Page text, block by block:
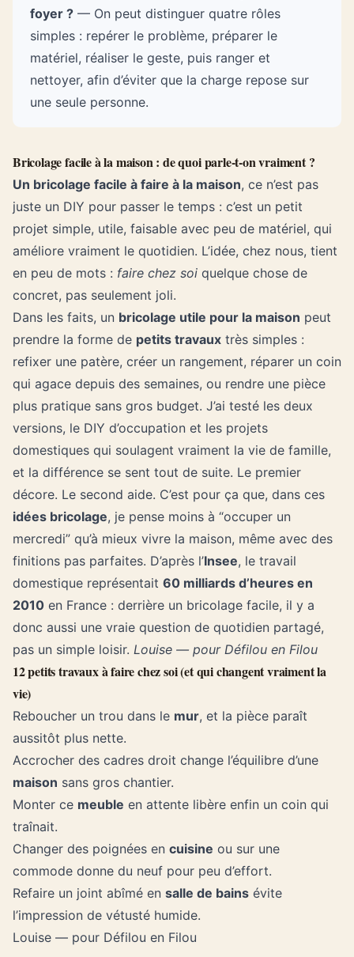
foyer ? — On peut distinguer quatre rôles
simples : repérer le problème, préparer le
matériel, réaliser le geste, puis ranger et
nettoyer, afin d’éviter que la charge repose sur
une seule personne.
Bricolage facile à la maison : de quoi parle-t-on vraiment ?
Un bricolage facile à faire à la maison, ce n’est pas
juste un DIY pour passer le temps : c’est un petit
projet simple, utile, faisable avec peu de matériel, qui
améliore vraiment le quotidien. L’idée, chez nous, tient
en peu de mots : faire chez soi quelque chose de
concret, pas seulement joli.
Dans les faits, un bricolage utile pour la maison peut
prendre la forme de petits travaux très simples :
refixer une patère, créer un rangement, réparer un coin
qui agace depuis des semaines, ou rendre une pièce
plus pratique sans gros budget. J’ai testé les deux
versions, le DIY d’occupation et les projets
domestiques qui soulagent vraiment la vie de famille,
et la différence se sent tout de suite. Le premier
décore. Le second aide. C’est pour ça que, dans ces
idées bricolage, je pense moins à “occuper un
mercredi” qu’à mieux vivre la maison, même avec des
finitions pas parfaites. D’après l’Insee, le travail
domestique représentait 60 milliards d’heures en
2010 en France : derrière un bricolage facile, il y a
donc aussi une vraie question de quotidien partagé,
pas un simple loisir. Louise — pour Défilou en Filou
12 petits travaux à faire chez soi (et qui changent vraiment la
vie)
Reboucher un trou dans le mur, et la pièce paraît
aussitôt plus nette.
Accrocher des cadres droit change l’équilibre d’une
maison sans gros chantier.
Monter ce meuble en attente libère enfin un coin qui
traînait.
Changer des poignées en cuisine ou sur une
commode donne du neuf pour peu d’effort.
Refaire un joint abîmé en salle de bains évite
l’impression de vétusté humide.
Louise — pour Défilou en Filou